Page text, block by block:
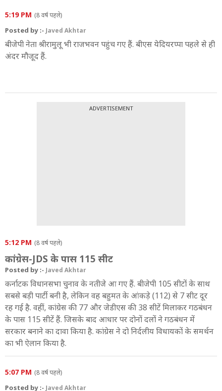
5:19 PM (8 वर्ष पहले)
Posted by :- Javed Akhtar
बीजेपी नेता श्रीरामुलू भी राजभवन पहुंच गए हैं. बीएस येदियरप्पा पहले से ही
अंदर मौजूद हैं.
ADVERTISEMENT
5:12 PM (8 वर्ष पहले)
कांग्रेस-JDS के पास 115 सीट
Posted by :- Javed Akhtar
कर्नाटक विधानसभा चुनाव के नतीजे आ गए हैं. बीजेपी 105 सीटों के साथ
सबसे बड़ी पार्टी बनी है, लेकिन वह बहुमत के आंकड़े (112) से 7 सीट दूर
रह गई है. वहीं, कांग्रेस की 77 और जेडीएस की 38 सीटें मिलाकर गठबंधन
के पास 115 सीटें हैं. जिसके बाद आधार पर दोनों दलों ने गठबंधन में
सरकार बनाने का दावा किया है. कांग्रेस ने दो निर्दलीय विधायकों के समर्थन
का भी ऐलान किया है.
5:07 PM (8 वर्ष पहले)
Posted by :- Javed Akhtar